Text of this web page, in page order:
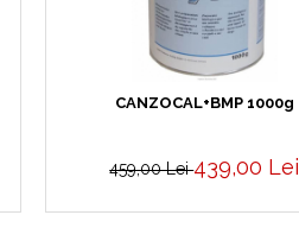
CANZOCAL+BMP 1000g
459,00 Lei439,00 Lei